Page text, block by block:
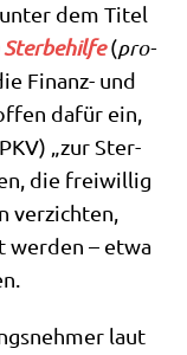
dem Titel
Ster­be­hil­fe(pro­
Finanz- und
dafür ein,
„zur Ster­
die frei­wil­lig
ver­zich­ten,
wer­den – etwa
laut